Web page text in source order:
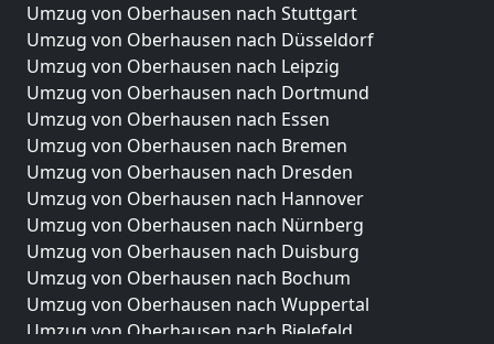
Umzug von Oberhausen nach Stuttgart
Umzug von Oberhausen nach Düsseldorf
Umzug von Oberhausen nach Leipzig
Umzug von Oberhausen nach Dortmund
Umzug von Oberhausen nach Essen
Umzug von Oberhausen nach Bremen
Umzug von Oberhausen nach Dresden
Umzug von Oberhausen nach Hannover
Umzug von Oberhausen nach Nürnberg
Umzug von Oberhausen nach Duisburg
Umzug von Oberhausen nach Bochum
Umzug von Oberhausen nach Wuppertal
Umzug von Oberhausen nach Bielefeld